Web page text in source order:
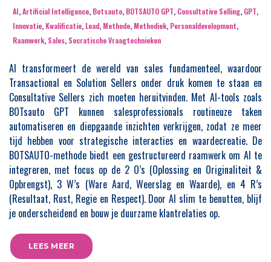
AI,Artificial Intelligence, Botsauto, BOTSAUTO GPT, Consultative Selling, GPT,
Innovatie, Kwalificatie, Lead, Methode, Methodiek, Personaldevelopment,
Raamwerk, Sales, Socratische Vraagtechnieken
AI transformeert de wereld van sales fundamenteel, waardoor
Transactional en Solution Sellers onder druk komen te staan en
Consultative Sellers zich moeten heruitvinden. Met AI-tools zoals
BOTsauto GPT kunnen salesprofessionals routineuze taken
automatiseren en diepgaande inzichten verkrijgen, zodat ze meer
tijd hebben voor strategische interacties en waardecreatie. De
BOTSAUTO-methode biedt een gestructureerd raamwerk om AI te
integreren, met focus op de 2 O’s (Oplossing en Originaliteit &
Opbrengst), 3 W’s (Ware Aard, Weerslag en Waarde), en 4 R’s
(Resultaat, Rust, Regie en Respect). Door AI slim te benutten, blijf
je onderscheidend en bouw je duurzame klantrelaties op.
LEES MEER